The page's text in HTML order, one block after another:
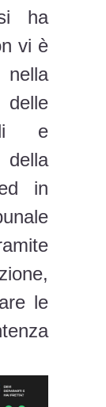
ha
vi è
e
in
le